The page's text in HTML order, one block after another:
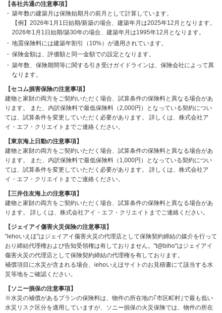
【各社共通の注意事項】
築年数の建築月は保険始期月の前月として計算しています。
【例】2026年1月1日始期/新築の場合、建築年月は2025年12月となります。
2026年1月1日始期/築30年の場合、建築年月は1995年12月となります。
地震保険料には建築年割引（10%）が適用されています。
保険金額は、評価額と同一金額での設定となります。
築年数、保険期間等に関する引き受けガイドラインは、保険会社によって異
なります。
【セコム損害保険の注意事項】
建物と家財の両方をご契約いただく場合、試算条件の保険料と異なる場合があ
ります。
また、内訳保険料で最低保険料（2,000円）となっている契約につい
ては、試算条件を変更していただく必要があります。 詳しくは、株式会社ア
イ・エフ・クリエイトまでご連絡ください。
【東京海上日動の注意事項】
建物と家財の両方をご契約いただく場合、試算条件の保険料と異なる場合があ
ります。
また、内訳保険料で最低保険料（1,000円）となっている契約につい
ては、試算条件を変更していただく必要があります。 詳しくは、株式会社ア
イ・エフ・クリエイトまでご連絡ください。
【三井住友海上の注意事項】
建物と家財の両方をご契約いただく場合、試算条件の保険料と異なる場合があ
ります。 詳しくは、株式会社アイ・エフ・クリエイトまでご連絡ください。
【ジェイアイ傷害火災保険の注意事項】
"iehoいえほ"はジェイアイ傷害火災の代理店として保険契約締結の媒介を行って
おり締結代理権および告知受領権は有しておりません。"t@biho"はジェイアイ
傷害火災の代理店として保険契約締結の代理権を有しております。
補償項目に水災が含まれる場合、iehoいえほサイトのお見積書にて該当する水
災等地をご確認ください。
【ソニー損保の注意事項】
※水災の補償があるプランの保険料は、物件の所在地の｢市区町村｣で最も低い
水災リスク区分を適用していますが、ソニー損保の火災保険では、物件の所在